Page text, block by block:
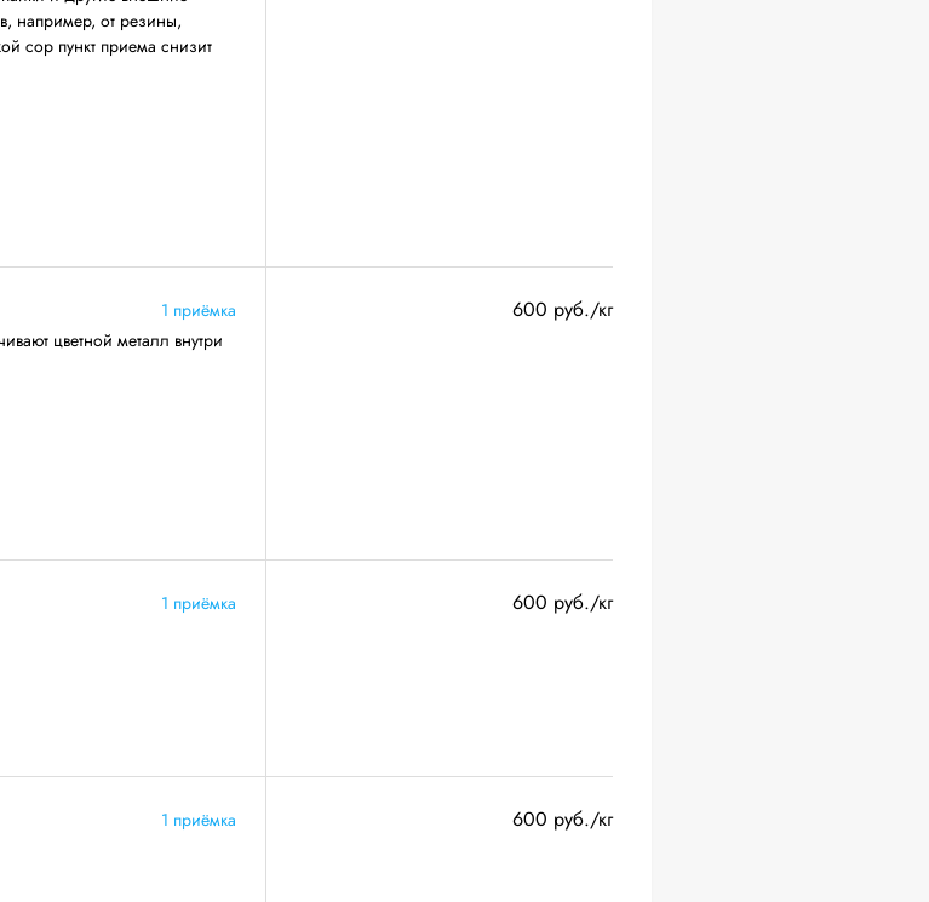
например, от резины,
сор пункт приема снизит
1 приёмка
цветной металл внутри
600 руб./кг
1 приёмка 600 руб./кг
1 приёмка 600 руб./кг